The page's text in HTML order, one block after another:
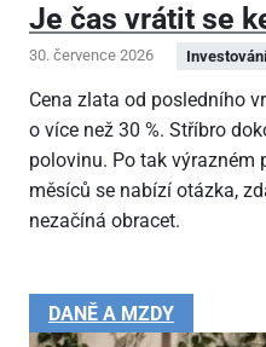
Je čas vrátit se
30. července 2026
Cena zlata od posledního
o více než 30 %. Stříbro
polovinu. Po tak výrazném
měsíců se nabízí otázka,
nezačíná obracet.
DANĚ A MZDY